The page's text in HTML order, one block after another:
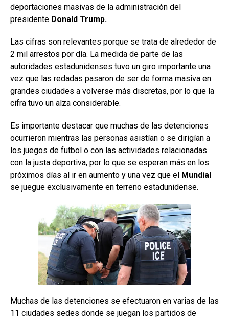
deportaciones masivas de la administración del
presidente Donald Trump.
Las cifras son relevantes porque se trata de alrededor de
2 mil arrestos por día. La medida de parte de las
autoridades estadunidenses tuvo un giro importante una
vez que las redadas pasaron de ser de forma masiva en
grandes ciudades a volverse más discretas, por lo que la
cifra tuvo un alza considerable.
Es importante destacar que muchas de las detenciones
ocurrieron mientras las personas asistían o se dirigían a
los juegos de futbol o con las actividades relacionadas
con la justa deportiva, por lo que se esperan más en los
próximos días al ir en aumento y una vez que el Mundial
se juegue exclusivamente en terreno estadunidense.
Muchas de las detenciones se efectuaron en varias de las
11 ciudades sedes donde se juegan los partidos de